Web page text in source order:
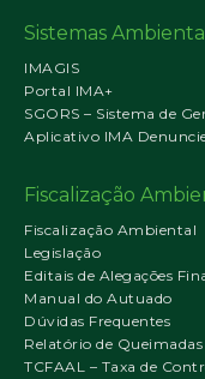
Sistemas
IMAGIS
Portal IMA+
SGORS – Sistema de
Aplicativo IMA
Fiscalização
Fiscalização Ambiental
Legislação
Editais de Alegações
Manual do Autuado
Dúvidas Frequentes
Relatório de Queimadas
TCFAAL – Taxa de